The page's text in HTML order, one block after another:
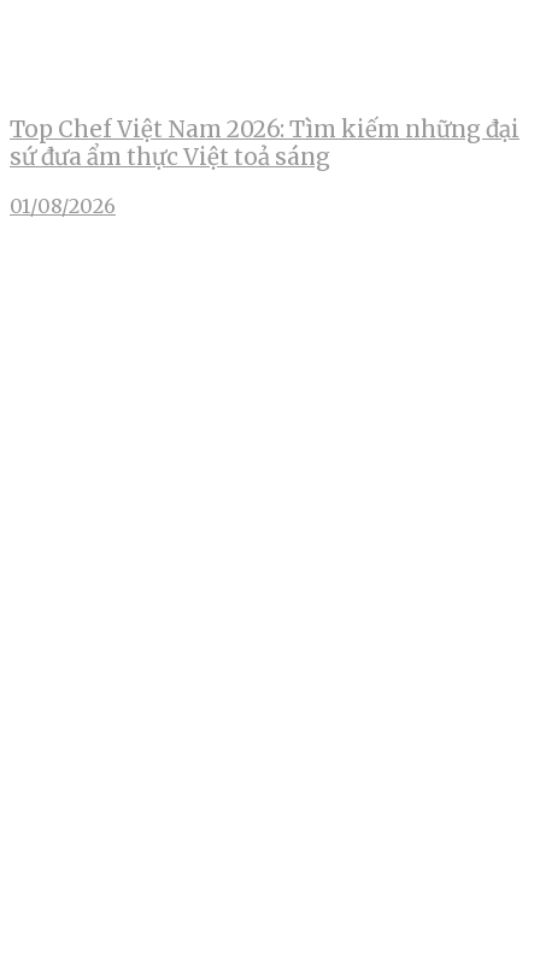
Top Chef Việt Nam 2026: Tìm kiếm những đại
sứ đưa ẩm thực Việt toả sáng
01/08/2026